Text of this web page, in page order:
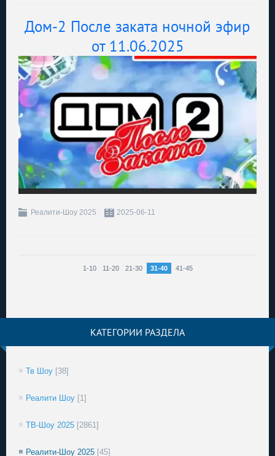
Дом-2 После заката ночной эфир
от 11.06.2025
Реалити-Шоу 2025 2025-06-11
1-10 11-20 21-30 31-40 41-45
КАТЕГОРИИ РАЗДЕЛА
Тв Шоу [38]
Реалити Шоу [1]
ТВ-Шоу 2025 [2861]
Реалити-Шоу 2025 [45]